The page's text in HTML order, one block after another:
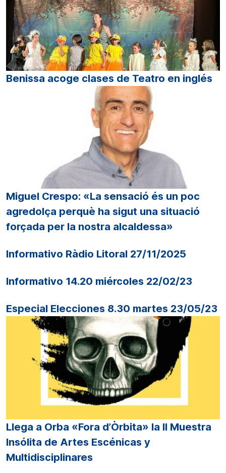
Benissa acoge clases de Teatro en inglés
Miguel Crespo: «La sensació és un poc
agredolça perquè ha sigut una situació
forçada per la nostra alcaldessa»
Informativo Ràdio Litoral 27/11/2025
Informativo 14.20 miércoles 22/02/23
Especial Elecciones 8.30 martes 23/05/23
Llega a Orba «Fora d’Òrbita» la II Muestra
Insólita de Artes Escénicas y
Multidisciplinares